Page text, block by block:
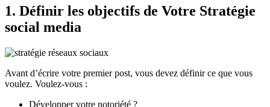
1. Définir les objectifs de Votre Stratégie
social media
Avant d’écrire votre premier post, vous devez définir ce que vous
voulez. Voulez-vous :
Développer votre notoriété ?